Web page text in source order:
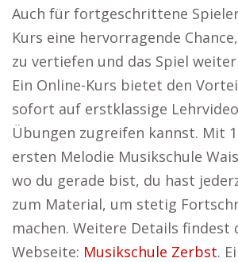
Auch für fortgeschrittene
Kurs eine hervorragende
zu vertiefen und das Spiel
Ein Online-Kurs bietet den
sofort auf erstklassige
Übungen zugreifen kannst. Mit
ersten Melodie Musikschule
wo du gerade bist, du hast
zum Material, um stetig
machen. Weitere Details findest
Webseite: Musikschule Zerbst.